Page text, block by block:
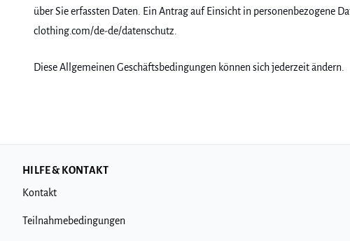
über Sie erfassten Daten. Ein Antrag auf Einsicht in personenbezogene
clothing.com/de-de/datenschutz.
Diese Allgemeinen Geschäftsbedingungen können sich jederzeit ändern.
HILFE & KONTAKT
Kontakt
Teilnahmebedingungen